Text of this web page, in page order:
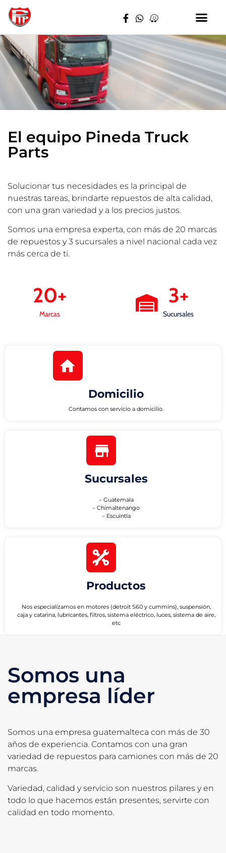
El equipo Pineda Truck
Parts
Solucionar tus necesidades es la principal de
nuestras tareas, brindarte repuestos de alta calidad,
con una gran variedad y a los precios justos.
Somos una empresa experta, con más de 20 marcas
de repuestos y 3 sucursales a nivel nacional cada vez
más cerca de ti.
Marcas
20+
Sucursales
3+
Domicilio
Contamos con servicio a domicilio.
Sucursales
– Guatemala
– Chimaltenango
– Escuintla
Productos
Nos especializamos en motores (detroit S60 y cummins), suspensión,
caja y catarina, lubricantes, filtros, sistema eléctrico, luces, sistema de aire,
etc
Somos una
empresa líder
Somos una empresa guatemalteca con más de 30
años de experiencia. Contamos con una gran
variedad de repuestos para camiones con más de 20
marcas.
Variedad, calidad y servicio son nuestros pilares y en
todo lo que hacemos están presentes, servirte con
calidad en todo momento.